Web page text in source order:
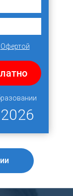
Офертой